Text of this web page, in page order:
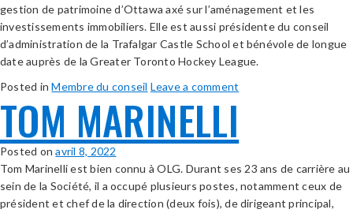
gestion de patrimoine d’Ottawa axé sur l’aménagement et les
investissements immobiliers. Elle est aussi présidente du conseil
d’administration de la Trafalgar Castle School et bénévole de longue
date auprès de la Greater Toronto Hockey League.
Posted inMembre du conseil Leave a comment
TOM MARINELLI
Posted onavril 8, 2022
Tom Marinelli est bien connu à OLG. Durant ses 23 ans de carrière au
sein de la Société, il a occupé plusieurs postes, notamment ceux de
président et chef de la direction (deux fois), de dirigeant principal,